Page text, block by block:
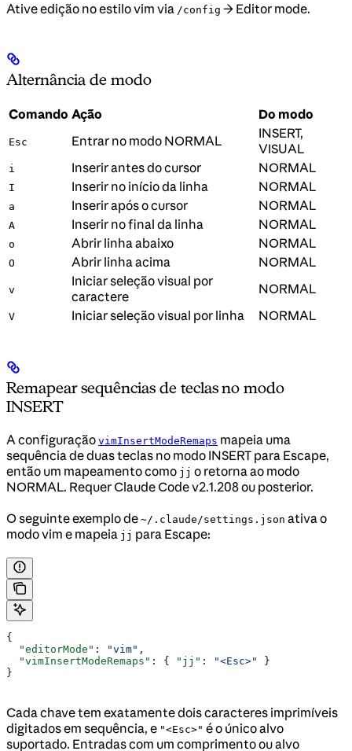
Ative edição no estilo vim via /config → Editor mode.
Alternância de modo
Comando Ação Do modo
Esc Entrar no modo NORMAL
INSERT,
VISUAL
i Inserir antes do cursor NORMAL
I Inserir no início da linha NORMAL
a Inserir após o cursor NORMAL
A Inserir no final da linha NORMAL
o Abrir linha abaixo NORMAL
O Abrir linha acima NORMAL
v
Iniciar seleção visual por
caractere
NORMAL
V Iniciar seleção visual por linha NORMAL
Remapear sequências de teclas no modo
INSERT
A configuração vimInsertModeRemaps mapeia uma
sequência de duas teclas no modo INSERT para Escape,
então um mapeamento como jj o retorna ao modo
NORMAL. Requer Claude Code v2.1.208 ou posterior.
O seguinte exemplo de ~/.claude/settings.json ativa o
modo vim e mapeia jj para Escape:
{
  "editorMode"
: "vim" ,
  "vimInsertModeRemaps"
: { "jj" : "<Esc>"
}
}
Cada chave tem exatamente dois caracteres imprimíveis
digitados em sequência, e "<Esc>" é o único alvo
suportado. Entradas com um comprimento ou alvo